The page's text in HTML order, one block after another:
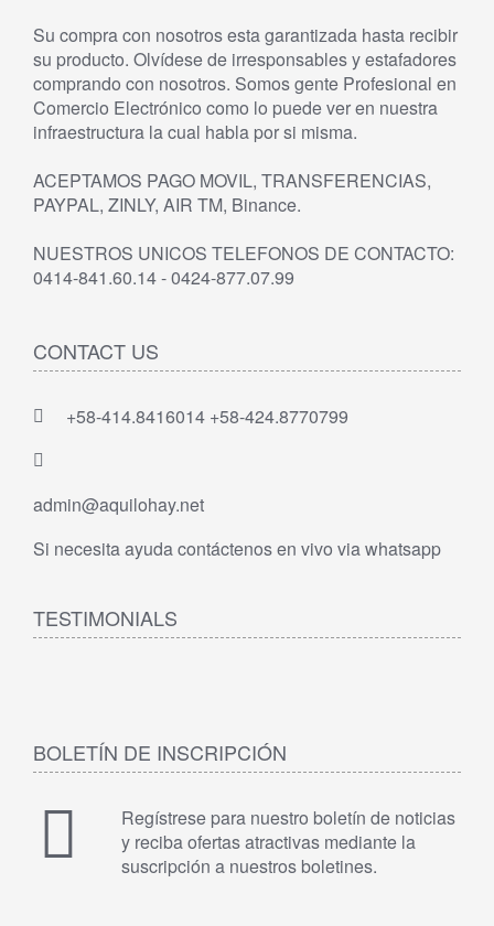
Su compra con nosotros esta garantizada hasta recibir
su producto. Olvídese de irresponsables y estafadores
comprando con nosotros. Somos gente Profesional en
Comercio Electrónico como lo puede ver en nuestra
infraestructura la cual habla por si misma.
ACEPTAMOS PAGO MOVIL, TRANSFERENCIAS,
PAYPAL, ZINLY, AIR TM, Binance.
NUESTROS UNICOS TELEFONOS DE CONTACTO:
0414-841.60.14 - 0424-877.07.99
CONTACT US
+58-414.8416014 +58-424.8770799
admin@aquilohay.net
Si necesita ayuda contáctenos en vivo via whatsapp
TESTIMONIALS
BOLETÍN DE INSCRIPCIÓN
Regístrese para nuestro boletín de noticias
y reciba ofertas atractivas mediante la
suscripción a nuestros boletines.